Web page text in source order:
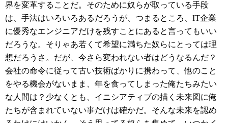
界を変革することだ。そのために奴らが取っている手段
は、手法はいろいろあるだろうが、つまるところ、IT企業
に優秀なエンジニアだけを残すことにあると言ってもいい
だろうな。そりゃあ若くて希望に満ちた奴らにとっては理
想だろうさ。だが、今さら変われない者はどうなるんだ？
会社の命令に従って古い技術ばかりに携わって、他のこと
をやる機会がないまま、年を食ってしまった俺たちみたい
な人間は？少なくとも、イニシアティブの描く未来図に俺
たちが含まれていない事だけは確かだ。そんな未来を認め